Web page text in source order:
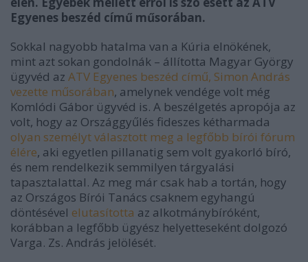
Egyenes beszéd című műsorában.
Sokkal nagyobb hatalma van a Kúria elnökének,
mint azt sokan gondolnák – állította Magyar György
ügyvéd az ATV Egyenes beszéd című, Simon András
vezette műsorában, amelynek vendége volt még
Komlódi Gábor ügyvéd is. A beszélgetés apropója az
volt, hogy az Országgyűlés fideszes kétharmada
olyan személyt választott meg a legfőbb bírói fórum
élére, aki egyetlen pillanatig sem volt gyakorló bíró,
és nem rendelkezik semmilyen tárgyalási
tapasztalattal. Az meg már csak hab a tortán, hogy
az Országos Bírói Tanács csaknem egyhangú
döntésével elutasította az alkotmánybíróként,
korábban a legfőbb ügyész helyetteseként dolgozó
Varga. Zs. András jelölését.